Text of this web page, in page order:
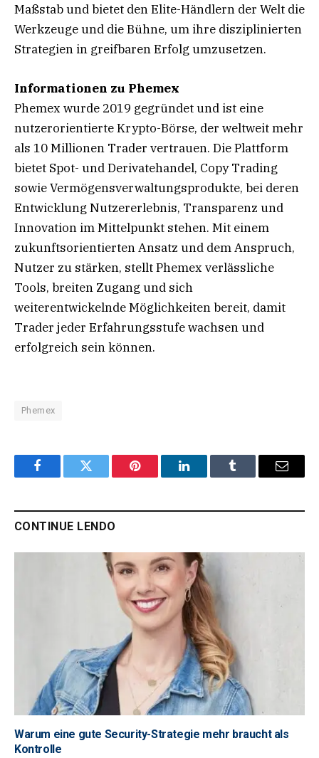
Maßstab und bietet den Elite-Händlern der Welt die
Werkzeuge und die Bühne, um ihre disziplinierten
Strategien in greifbaren Erfolg umzusetzen.
Informationen zu Phemex
Phemex wurde 2019 gegründet und ist eine
nutzerorientierte Krypto-Börse, der weltweit mehr
als 10 Millionen Trader vertrauen. Die Plattform
bietet Spot- und Derivatehandel, Copy Trading
sowie Vermögensverwaltungsprodukte, bei deren
Entwicklung Nutzererlebnis, Transparenz und
Innovation im Mittelpunkt stehen. Mit einem
zukunftsorientierten Ansatz und dem Anspruch,
Nutzer zu stärken, stellt Phemex verlässliche
Tools, breiten Zugang und sich
weiterentwickelnde Möglichkeiten bereit, damit
Trader jeder Erfahrungsstufe wachsen und
erfolgreich sein können.
Phemex
FacebookTwitter Pinterest LinkedInTumblr Email
CONTINUE LENDO
Warum eine gute Security-Strategie mehr braucht als
Kontrolle